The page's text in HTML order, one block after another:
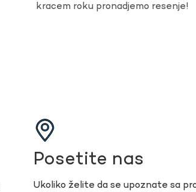
kracem roku pronadjemo resenje!
Posetite nas
Ukoliko želite da se upoznate sa